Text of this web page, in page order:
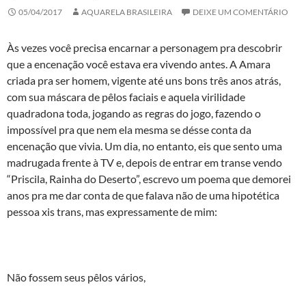
05/04/2017 AQUARELA BRASILEIRA DEIXE UM COMENTÁRIO
Às vezes você precisa encarnar a personagem pra descobrir
que a encenação você estava era vivendo antes. A Amara
criada pra ser homem, vigente até uns bons três anos atrás,
com sua máscara de pêlos faciais e aquela virilidade
quadradona toda, jogando as regras do jogo, fazendo o
impossível pra que nem ela mesma se désse conta da
encenação que vivia. Um dia, no entanto, eis que sento uma
madrugada frente à TV e, depois de entrar em transe vendo
“Priscila, Rainha do Deserto”, escrevo um poema que demorei
anos pra me dar conta de que falava não de uma hipotética
pessoa xis trans, mas expressamente de mim:
Não fossem seus pêlos vários,